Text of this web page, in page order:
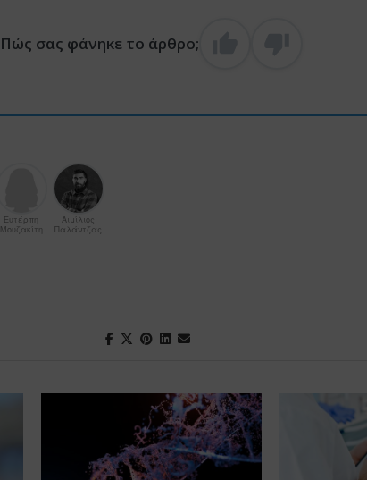
Πώς σας φάνηκε το άρθρο;
Ευτέρπη
Μουζακίτη
Αιμίλιος
Παλάντζας